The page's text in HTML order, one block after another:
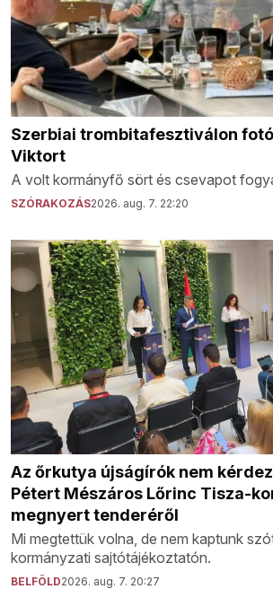
Szerbiai trombitafesztiválon
Viktort
A volt kormányfő sört és csevapot
SZÓRAKOZÁS2026. aug. 7. 22:20
Az őrkutya újságírók nem
Pétert Mészáros Lőrinc Tisza-
megnyert tenderéről
Mi megtettük volna, de nem kaptunk
kormányzati sajtótájékoztatón.
BELFÖLD2026. aug. 7. 20:27